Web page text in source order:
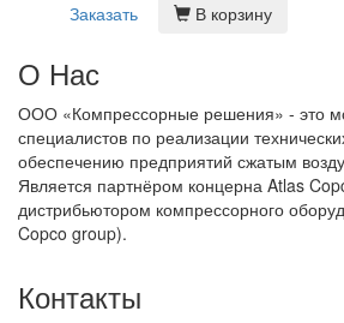
Заказать
В корзину
О Нас
ООО «Компрессорные решения» - это
специалистов по реализации
обеспечению предприятий сжатым
Является партнёром концерна Atlas
дистрибьютором компрессорного
Copco group).
Контакты